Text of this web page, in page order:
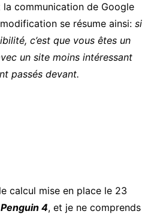
la communication de Google
se résume ainsi: si
c’est que vous êtes un
un site moins intéressant
passés devant.
calcul mise en place le 23
Penguin 4, et je ne comprends